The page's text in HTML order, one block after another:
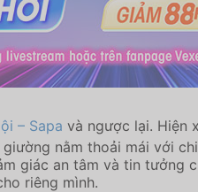
– Sapa và ngược lại. Hiện
nằm thoải mái với
giác an tâm và tin tưởng
riêng mình.